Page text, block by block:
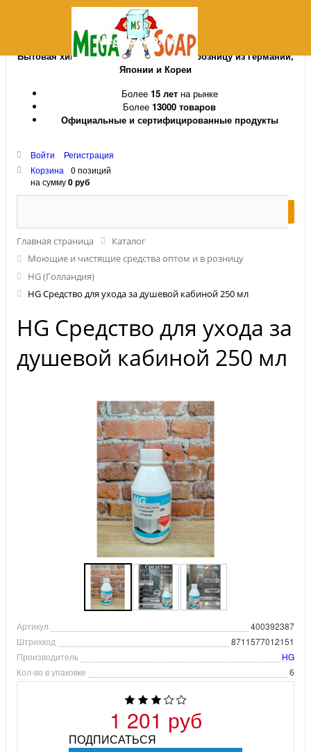
MegaSoap.ru
Бытовая химия и косметика оптом и в розницу из Германии,
Японии и Кореи
Более 15 летна рынке
Более 13000 товаров
Официальные и сертифицированные продукты
Войти
Регистрация
Корзина
0 позиций
на сумму0 руб
Главная страница
Каталог
Моющие и чистящие средства оптом и в розницу
HG (Голландия)
HG Средство для ухода за душевой кабиной 250 мл
HG Средство для ухода за
душевой кабиной 250 мл
Артикул
400392387
Штрихкод
8711577012151
Производитель
HG
Кол-во в упаковке
6
1 201 руб
ПОДПИСАТЬСЯ